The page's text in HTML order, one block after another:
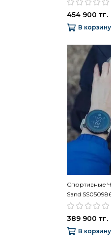
454 900 тг.
В корзину
Спортивные
Sand
389 900 тг.
В корзину